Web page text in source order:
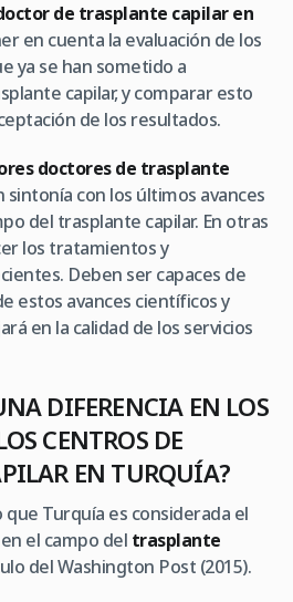
de trasplante capilar en
en cuenta la evaluación de los
ya se han sometido a
capilar, y comparar esto
de los resultados.
doctores de trasplante
con los últimos avances
del trasplante capilar. En otras
los tratamientos y
Deben ser capaces de
estos avances científicos y
en la calidad de los servicios
DIFERENCIA EN LOS
CENTROS DE
EN TURQUÍA?
Turquía es considerada el
el campo del trasplante
del Washington Post (2015).